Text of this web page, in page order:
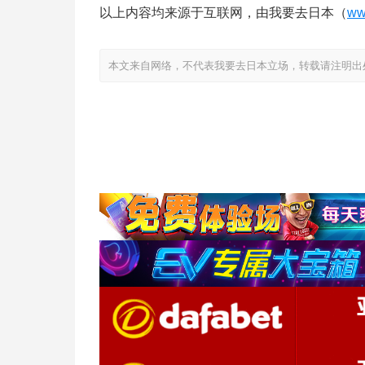
以上内容均来源于互联网，由我要去日本（
本文来自网络，不代表我要去日本立场，转载请注明